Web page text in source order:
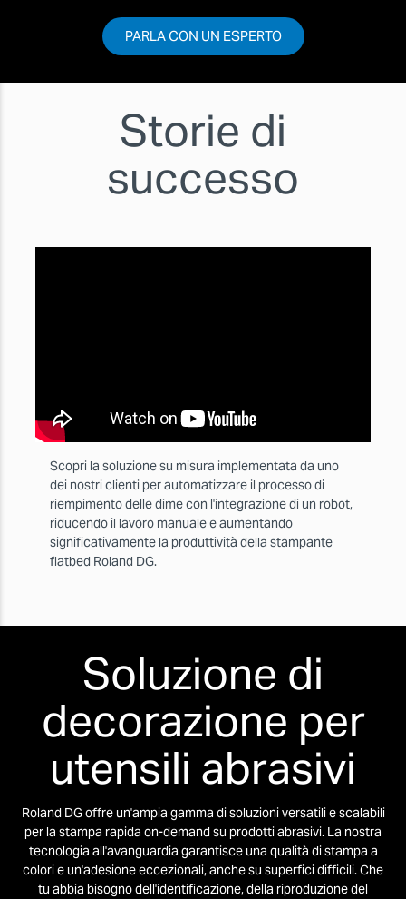
PARLA CON UN ESPERTO
Storie di
successo
Scopri la soluzione su misura implementata da uno
dei nostri clienti per automatizzare il processo di
riempimento delle dime con l'integrazione di un robot,
riducendo il lavoro manuale e aumentando
significativamente la produttività della stampante
flatbed Roland DG.
Soluzione di
decorazione per
utensili abrasivi
Roland DG offre un'ampia gamma di soluzioni versatili e scalabili
per la stampa rapida on-demand su prodotti abrasivi. La nostra
tecnologia all'avanguardia garantisce una qualità di stampa a
colori e un'adesione eccezionali, anche su superfici difficili. Che
tu abbia bisogno dell'identificazione, della riproduzione del